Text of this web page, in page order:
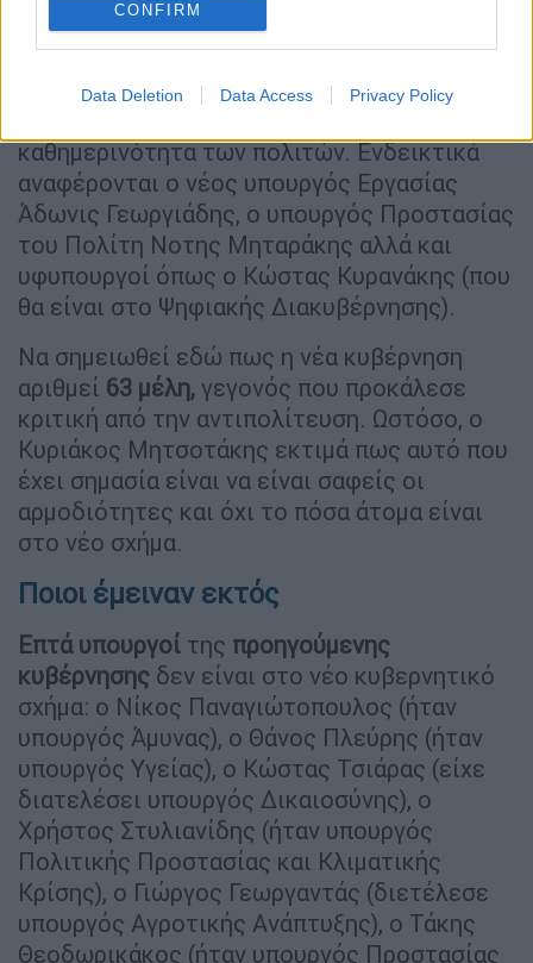
CONFIRM
Data Deletion Data Access Privacy Policy
Σε ένα πιο παραδοσιακό ακροατήριο
μπορούν μεταξύ άλλων να μιλήσουν
ευκολότερα πρόσωπα, που αναλαμβάνουν
καθημερινότητα των πολιτών. Ενδεικτικά
αναφέρονται ο νέος υπουργός Εργασίας
Άδωνις Γεωργιάδης, ο υπουργός Προστασίας
του Πολίτη Νοτης Μηταράκης αλλά και
υφυπουργοί όπως ο Κώστας Κυρανάκης (που
θα είναι στο Ψηφιακής Διακυβέρνησης).
Να σημειωθεί εδώ πως η νέα κυβέρνηση
αριθμεί 63 μέλη, γεγονός που προκάλεσε
κριτική από την αντιπολίτευση. Ωστόσο, ο
Κυριάκος Μητσοτάκης εκτιμά πως αυτό που
έχει σημασία είναι να είναι σαφείς οι
αρμοδιότητες και όχι το πόσα άτομα είναι
στο νέο σχήμα.
Ποιοι έμειναν εκτός
Επτά υπουργοί της προηγούμενης
κυβέρνησης δεν είναι στο νέο κυβερνητικό
σχήμα: ο Νίκος Παναγιώτοπουλος (ήταν
υπουργός Άμυνας), ο Θάνος Πλεύρης (ήταν
υπουργός Υγείας), ο Κώστας Τσιάρας (είχε
διατελέσει υπουργός Δικαιοσύνης), ο
Χρήστος Στυλιανίδης (ήταν υπουργός
Πολιτικής Προστασίας και Κλιματικής
Κρίσης), ο Γιώργος Γεωργαντάς (διετέλεσε
υπουργός Αγροτικής Ανάπτυξης), ο Τάκης
Θεοδωρικάκος (ήταν υπουργός Προστασίας